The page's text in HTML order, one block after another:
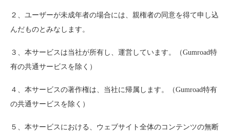
２、ユーザーが未成年者の場合には、親権者の同意を得て申し込
んだものとみなします。
３、本サービスは当社が所有し、運営しています。（Gumroad特
有の共通サービスを除く）
４、本サービスの著作権は、当社に帰属します。（Gumroad特有
の共通サービスを除く）
５、本サービスにおける、ウェブサイト全体のコンテンツの無断